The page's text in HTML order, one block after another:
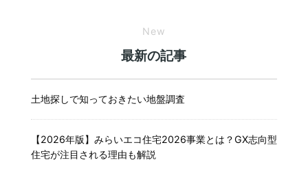
New
最新の記事
土地探しで知っておきたい地盤調査
【2026年版】みらいエコ住宅2026事業とは？GX志向型
住宅が注目される理由も解説